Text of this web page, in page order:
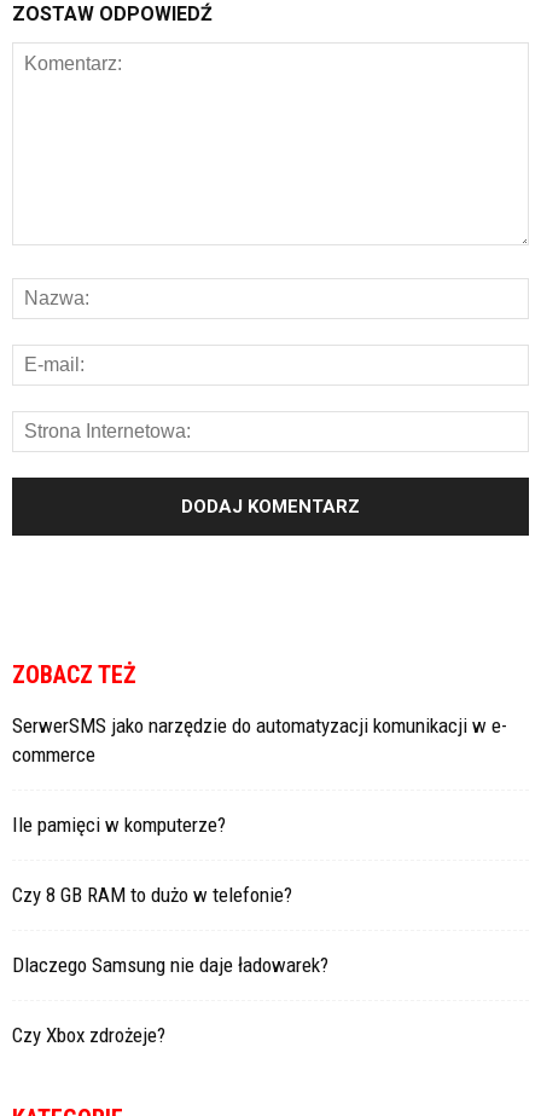
ZOSTAW ODPOWIEDŹ
ZOBACZ TEŻ
SerwerSMS jako narzędzie do automatyzacji komunikacji w e-
commerce
Ile pamięci w komputerze?
Czy 8 GB RAM to dużo w telefonie?
Dlaczego Samsung nie daje ładowarek?
Czy Xbox zdrożeje?